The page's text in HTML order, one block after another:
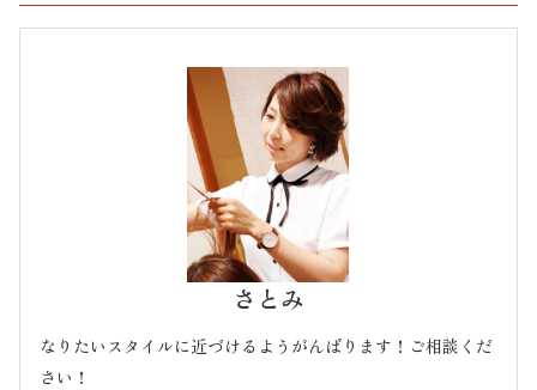
さとみ
なりたいスタイルに近づけるようがんばります！ご相談くだ
さい！